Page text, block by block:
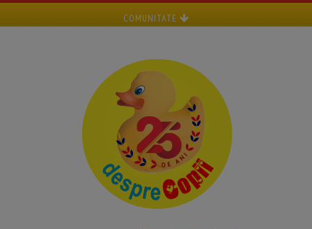
COMUNITATE